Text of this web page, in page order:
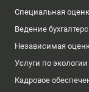
Специальная
Ведение
Независимая
Услуги по экологии
Кадровое